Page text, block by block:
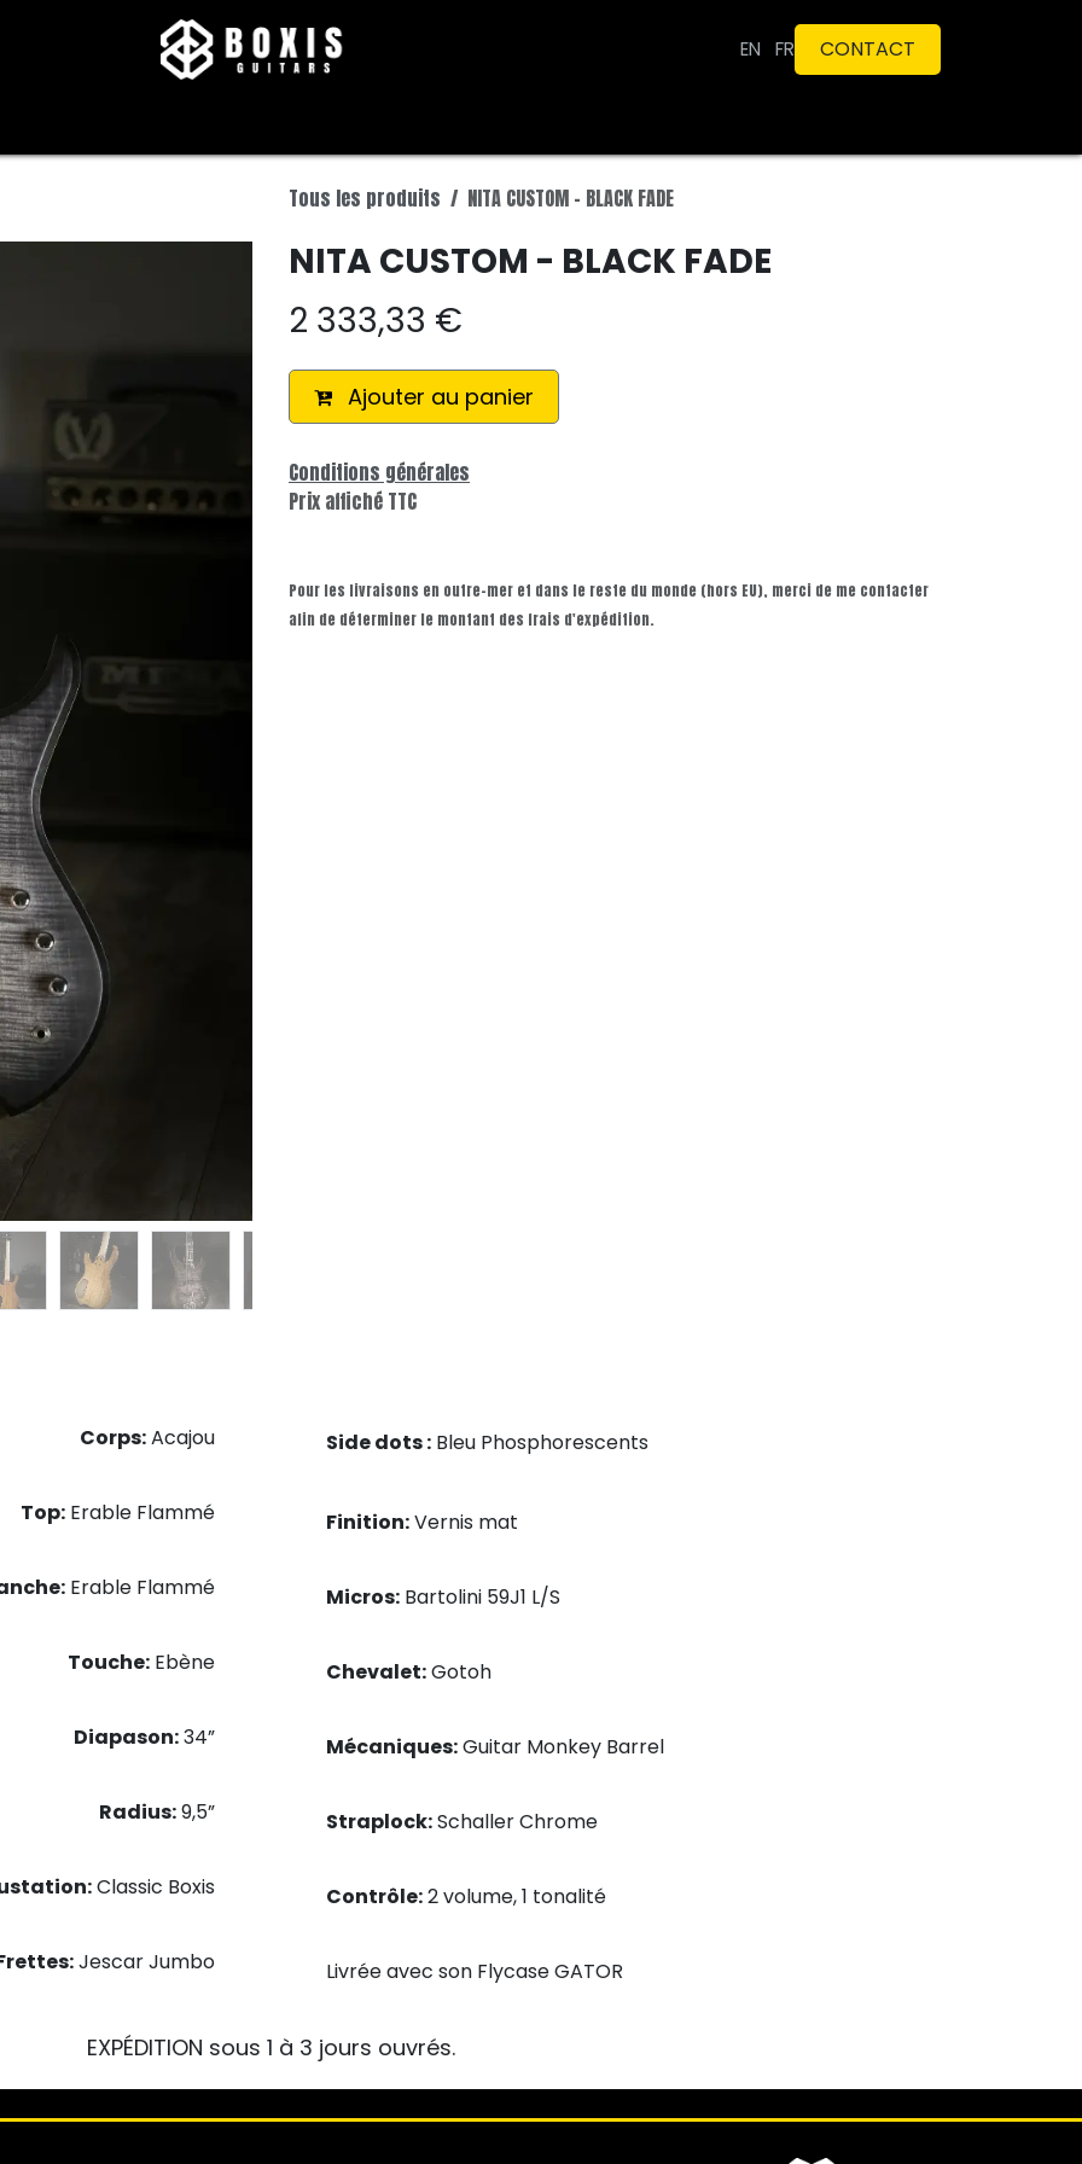
EN FR CONTACT​​​​
Tous les produits NITA CUSTOM - BLACK FADE
NITA CUSTOM - BLACK FADE
2 333,33 €
Ajouter au panier
Conditions générales
Prix affiché TTC
Pour les livraisons en outre-mer et dans le reste du monde (hors EU), merci de me contacter
afin de déterminer le montant des frais d'expédition.
Corps:Acajou
Top:Erable Flammé
Erable Flammé
Touche:Ebène
Diapason:34”
Radius:9,5”
Classic Boxis
Jescar Jumbo
Side dots : Bleu Phosphorescents
Finition:Vernis mat
Micros: Bartolini 59J1 L/S
Chevalet:Gotoh
Mécaniques:Guitar Monkey Barrel
Straplock:Schaller Chrome
Contrôle:2 volume, 1 tonalité
Livrée avec son Flycase GATOR
EXPÉDITION sous 1 à 3 jours ouvrés.